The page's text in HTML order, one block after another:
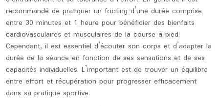
recommandé de pratiquer un footing d’une durée comprise
entre 30 minutes et 1 heure pour bénéficier des bienfaits
cardiovasculaires et musculaires de la course à pied.
Cependant, il est essentiel d’écouter son corps et d’adapter la
durée de la séance en fonction de ses sensations et de ses
capacités individuelles. L’important est de trouver un équilibre
entre effort et récupération pour progresser efficacement
dans sa pratique sportive.